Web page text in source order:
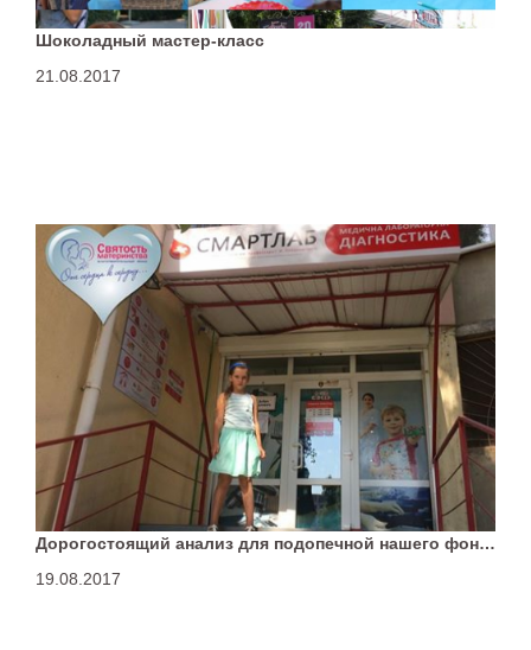
Шоколадный мастер-класс
21.08.2017
Дорогостоящий анализ для подопечной нашего фонда
19.08.2017